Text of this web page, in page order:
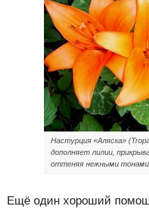
Настурция «Аляска»
дополняет лилии,
оттеняя нежными
Ещё один хороший